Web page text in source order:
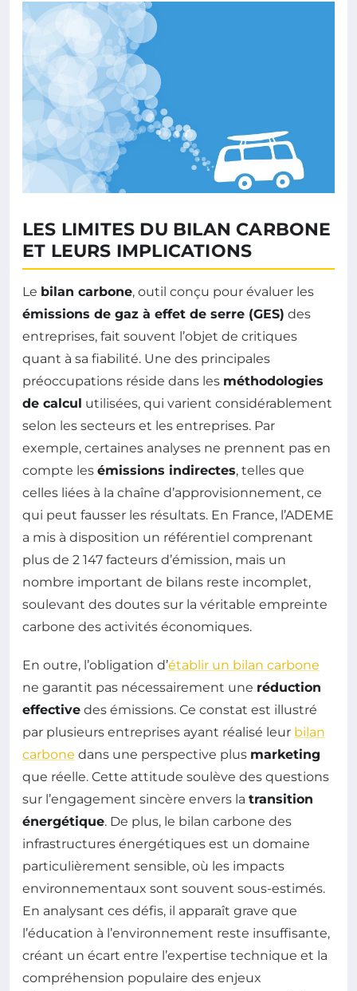
LES LIMITES DU BILAN CARBONE
ET LEURS IMPLICATIONS
Le bilan carbone, outil conçu pour évaluer les
émissions de gaz à effet de serre (GES) des
entreprises, fait souvent l’objet de critiques
quant à sa fiabilité. Une des principales
préoccupations réside dans les méthodologies
de calcul utilisées, qui varient considérablement
selon les secteurs et les entreprises. Par
exemple, certaines analyses ne prennent pas en
compte les émissions indirectes, telles que
celles liées à la chaîne d’approvisionnement, ce
qui peut fausser les résultats. En France, l’ADEME
a mis à disposition un référentiel comprenant
plus de 2 147 facteurs d’émission, mais un
nombre important de bilans reste incomplet,
soulevant des doutes sur la véritable empreinte
carbone des activités économiques.
En outre, l’obligation d’établir un bilan carbone
ne garantit pas nécessairement une réduction
effective des émissions. Ce constat est illustré
par plusieurs entreprises ayant réalisé leur bilan
carbone dans une perspective plus marketing
que réelle. Cette attitude soulève des questions
sur l’engagement sincère envers la transition
énergétique. De plus, le bilan carbone des
infrastructures énergétiques est un domaine
particulièrement sensible, où les impacts
environnementaux sont souvent sous-estimés.
En analysant ces défis, il apparaît grave que
l’éducation à l’environnement reste insuffisante,
créant un écart entre l’expertise technique et la
compréhension populaire des enjeux